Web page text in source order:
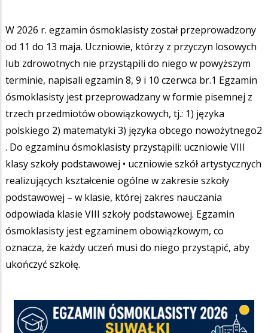
W 2026 r. egzamin ósmoklasisty został przeprowadzony
od 11 do 13 maja. Uczniowie, którzy z przyczyn losowych
lub zdrowotnych nie przystąpili do niego w powyższym
terminie, napisali egzamin 8, 9 i 10 czerwca br.1 Egzamin
ósmoklasisty jest przeprowadzany w formie pisemnej z
trzech przedmiotów obowiązkowych, tj.: 1) języka
polskiego 2) matematyki 3) języka obcego nowożytnego2
. Do egzaminu ósmoklasisty przystąpili: uczniowie VIII
klasy szkoły podstawowej • uczniowie szkół artystycznych
realizujących kształcenie ogólne w zakresie szkoły
podstawowej – w klasie, której zakres nauczania
odpowiada klasie VIII szkoły podstawowej. Egzamin
ósmoklasisty jest egzaminem obowiązkowym, co
oznacza, że każdy uczeń musi do niego przystąpić, aby
ukończyć szkołę.